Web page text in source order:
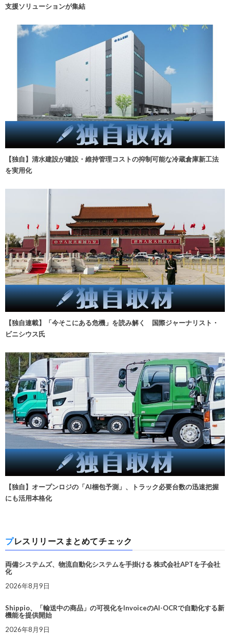
支援ソリューションが集結
【独自】清水建設が建設・維持管理コストの抑制可能な冷蔵倉庫新工法
を実用化
【独自連載】「今そこにある危機」を読み解く 国際ジャーナリスト・
ビニシウス氏
【独自】オープンロジの「AI梱包予測」、トラック必要台数の迅速把握
にも活用本格化
プレスリリースまとめてチェック
両備システムズ、物流自動化システムを手掛ける 株式会社APTを子会社
化
2026年8月9日
Shippio、「輸送中の商品」の可視化をInvoiceのAI-OCRで自動化する新
機能を提供開始
2026年8月9日